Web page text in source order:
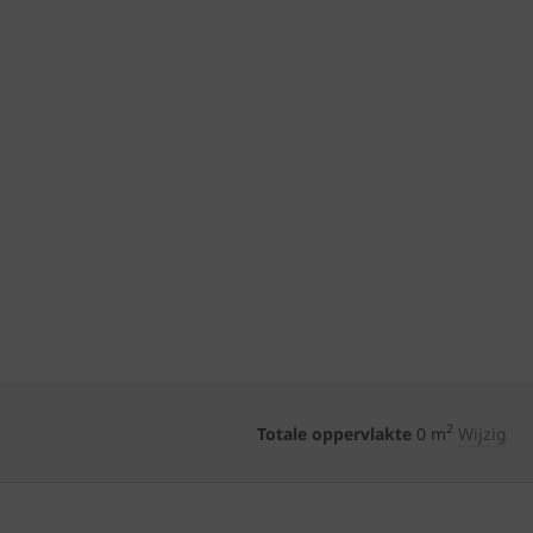
Totale oppervlakte 0 m2 Wijzig